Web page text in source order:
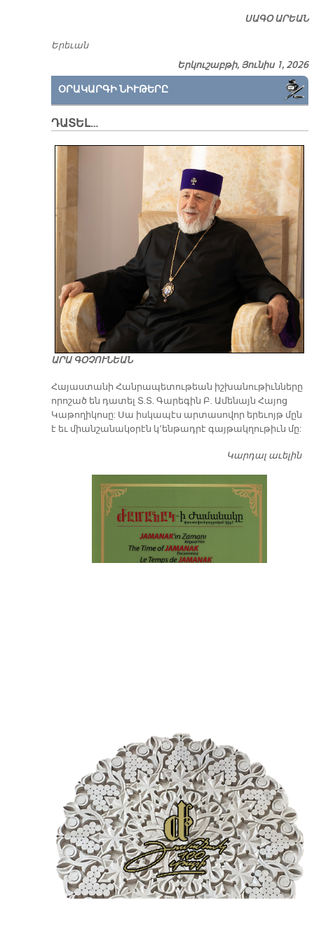
ՍԱԳՕ ԱՐԵԱՆ
Երեւան
Երկուշաբթի, Յունիս 1, 2026
ՕՐԱԿԱՐԳԻ ՆԻՒԹԵՐԸ
ԴԱՏԵԼ…
ԱՐԱ ԳՕՉՈՒՆԵԱՆ
​Հայաստանի Հանրապետութեան իշխանութիւնները
որոշած են դատել Տ.Տ. Գարեգին Բ. Ամենայն Հայոց
Կաթողիկոսը: Սա իսկապէս արտասովոր երեւոյթ մըն
է եւ միանշանակօրէն կ՚ենթադրէ գայթակղութիւն մը:
Կարդալ աւելին